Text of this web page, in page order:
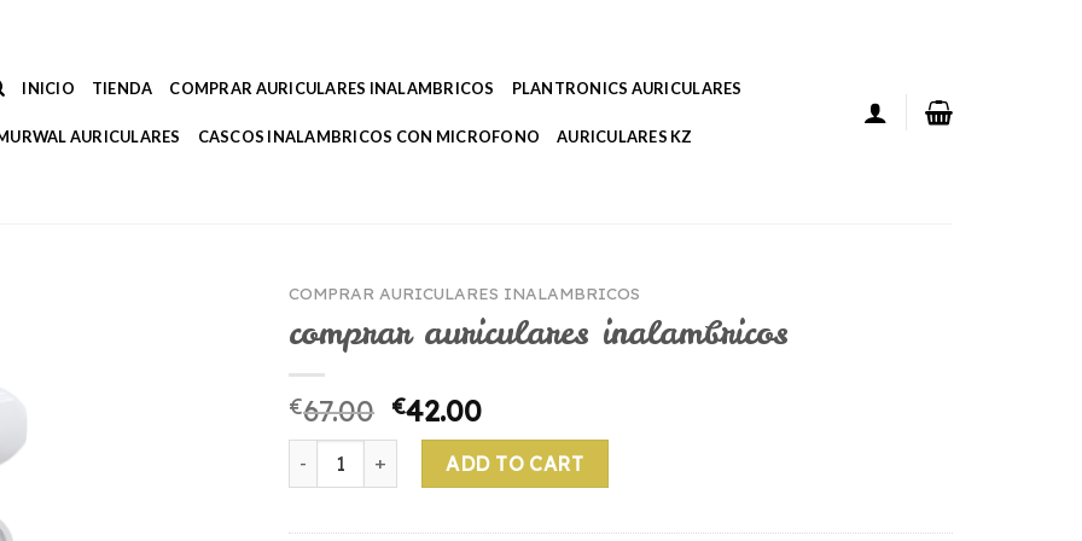
INICIO TIENDA COMPRAR AURICULARES INALAMBRICOS PLANTRONICS AURICULARES
AURICULARES CASCOS INALAMBRICOS CON MICROFONO AURICULARES KZ
COMPRAR AURICULARES INALAMBRICOS
comprar auriculares inalambricos
€67.00 €42.00
comprar auriculares inalambricos quantity
ADD TO CART